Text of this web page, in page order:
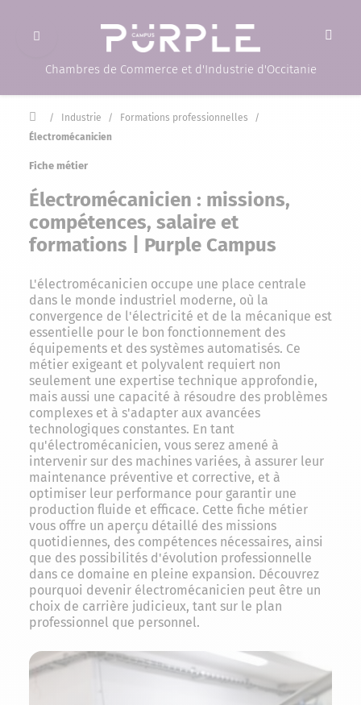
Ouvrir le menu
Chambres de Commerce et d'Industrie d'Occitanie
Accueil
/ Industrie / Formations professionnelles
/
Électromécanicien
Fiche métier
Électromécanicien : missions,
compétences, salaire et
formations | Purple Campus
L'électromécanicien occupe une place centrale
dans le monde industriel moderne, où la
convergence de l'électricité et de la mécanique est
essentielle pour le bon fonctionnement des
équipements et des systèmes automatisés. Ce
métier exigeant et polyvalent requiert non
seulement une expertise technique approfondie,
mais aussi une capacité à résoudre des problèmes
complexes et à s'adapter aux avancées
technologiques constantes. En tant
qu'électromécanicien, vous serez amené à
intervenir sur des machines variées, à assurer leur
maintenance préventive et corrective, et à
optimiser leur performance pour garantir une
production fluide et efficace. Cette fiche métier
vous offre un aperçu détaillé des missions
quotidiennes, des compétences nécessaires, ainsi
que des possibilités d'évolution professionnelle
dans ce domaine en pleine expansion. Découvrez
pourquoi devenir électromécanicien peut être un
choix de carrière judicieux, tant sur le plan
professionnel que personnel.